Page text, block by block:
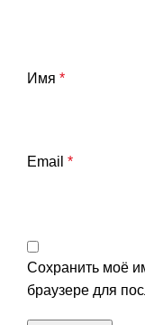
Имя *
Email *
Сохранить моё
браузере для